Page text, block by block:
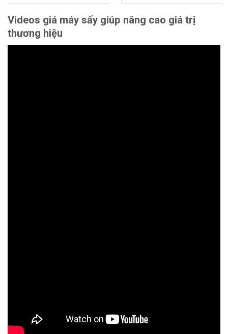
Videos giá máy sấy giúp nâng cao giá trị
thương hiệu